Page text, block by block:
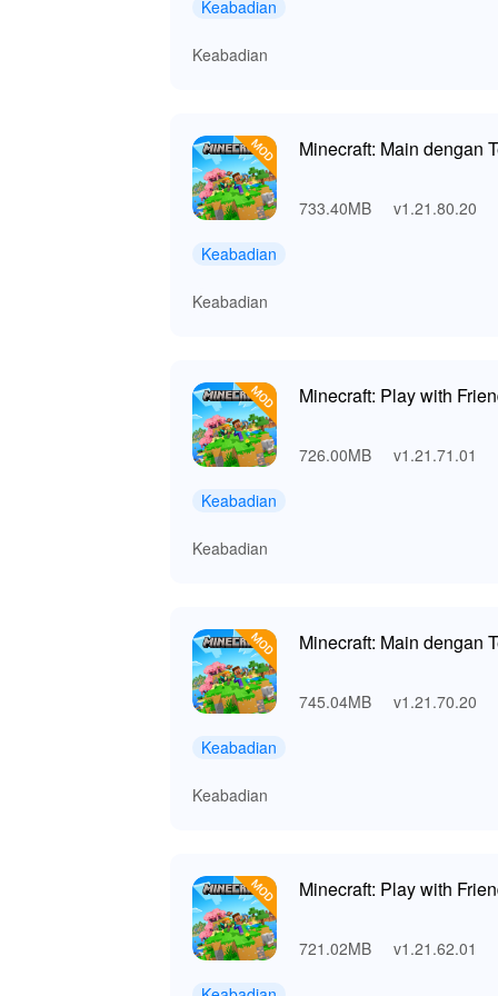
Keabadian
Keabadian
Minecraft: Main dengan
733.40MB v1.21.80.20
Keabadian
Keabadian
Minecraft: Play with
726.00MB v1.21.71.01
Keabadian
Keabadian
Minecraft: Main dengan
745.04MB v1.21.70.20
Keabadian
Keabadian
Minecraft: Play with
721.02MB v1.21.62.01